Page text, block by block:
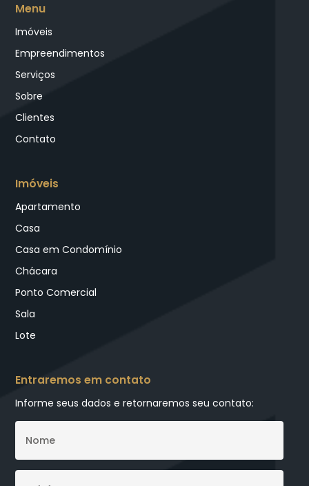
Menu
Imóveis
Empreendimentos
Serviços
Sobre
Clientes
Contato
Imóveis
Apartamento
Casa
Casa em Condomínio
Chácara
Ponto Comercial
Sala
Lote
Entraremos em contato
Informe seus dados e retornaremos seu contato: